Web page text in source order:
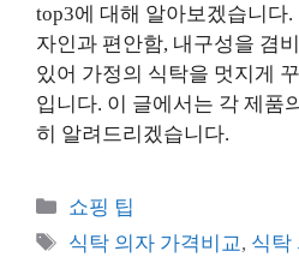
top3에 대해 알아보겠습니다.
자인과 편안함, 내구성을 겸
있어 가정의 식탁을 멋지게
입니다. 이 글에서는 각 제품
히 알려드리겠습니다.
카
테
쇼핑 팁
태
식탁 의자 가격비교, 식탁